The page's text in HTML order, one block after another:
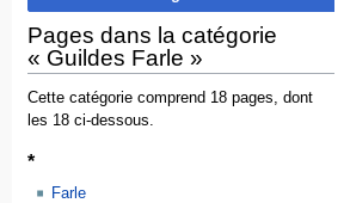
Pages dans la catégorie
« Guildes Farle »
Cette catégorie comprend 18 pages, dont
les 18 ci-dessous.
*
Farle